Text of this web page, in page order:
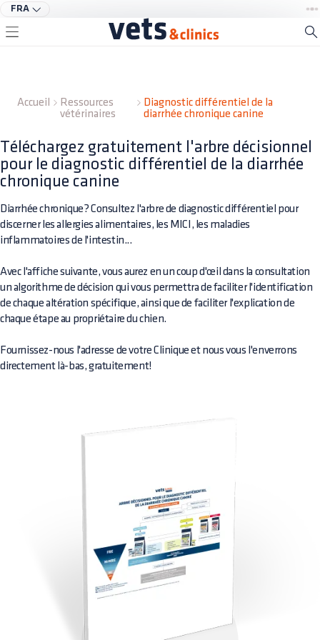
FRA
Accueil
Ressources
vétérinaires
Diagnostic différentiel de la
diarrhée chronique canine
Téléchargez gratuitement l'arbre décisionnel
pour le diagnostic différentiel de la diarrhée
chronique canine
Diarrhée chronique? Consultez l'arbre de diagnostic différentiel pour
discerner les allergies alimentaires, les MICI, les maladies
inflammatoires de l'intestin...
Avec l'affiche suivante, vous aurez en un coup d'œil dans la consultation
un algorithme de décision qui vous permettra de faciliter l'identification
de chaque altération spécifique, ainsi que de faciliter l'explication de
chaque étape au propriétaire du chien.
Fournissez-nous l'adresse de votre Clinique et nous vous l'enverrons
directement là-bas, gratuitement!